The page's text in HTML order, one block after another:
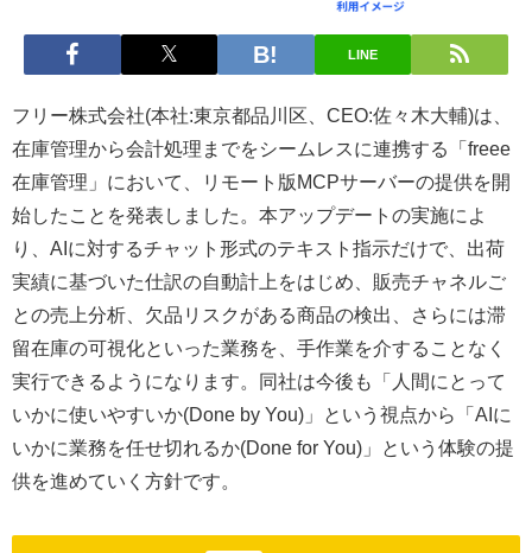
LINE
フリー株式会社(本社:東京都品川区、CEO:佐々木大輔)は、
在庫管理から会計処理までをシームレスに連携する「freee
在庫管理」において、リモート版MCPサーバーの提供を開
始したことを発表しました。本アップデートの実施によ
り、AIに対するチャット形式のテキスト指示だけで、出荷
実績に基づいた仕訳の自動計上をはじめ、販売チャネルご
との売上分析、欠品リスクがある商品の検出、さらには滞
留在庫の可視化といった業務を、手作業を介することなく
実行できるようになります。同社は今後も「人間にとって
いかに使いやすいか(Done by You)」という視点から「AIに
いかに業務を任せ切れるか(Done for You)」という体験の提
供を進めていく方針です。